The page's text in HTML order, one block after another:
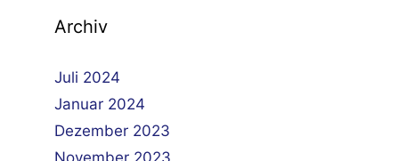
Archiv
Juli 2024
Januar 2024
Dezember 2023
November 2023